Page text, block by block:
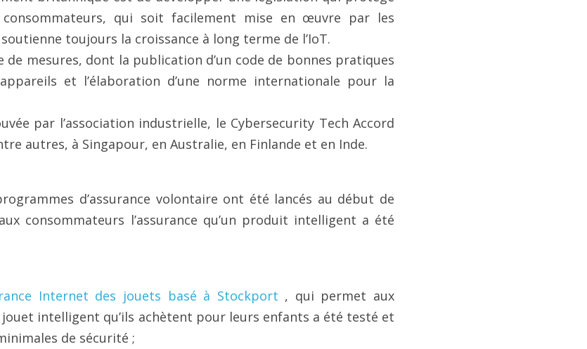
consommateurs, qui soit facilement mise en œuvre par les
toujours la croissance à long terme de l’IoT.
et l’élaboration d’une norme internationale pour la
autres, à Singapour, en Australie, en Finlande et en Inde.
d’assurance volontaire ont été lancés au début de
consommateurs l’assurance qu’un produit intelligent a été
Internet des jouets basé à Stockport , qui permet aux
intelligent qu’ils achètent pour leurs enfants a été testé et
de sécurité ;